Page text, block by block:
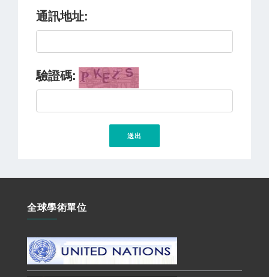
通訊地址:
驗證碼:
全球學術單位